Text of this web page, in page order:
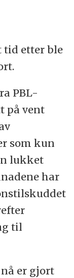
tid etter ble
PBL-
på vent
som kun
lukket
har
til
er gjort